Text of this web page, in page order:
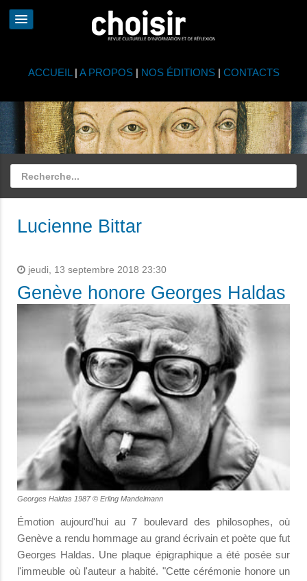
ACCUEIL | A PROPOS| NOS ÉDITIONS| CONTACTS
Lucienne Bittar
jeudi, 13 septembre 2018 23:30
Genève honore Georges Haldas
Georges Haldas 1987 © Erling Mandelmann
Émotion aujourd'hui au 7 boulevard des philosophes, où
Genève a rendu hommage au grand écrivain et poète que fut
Georges Haldas. Une plaque épigraphique a été posée sur
l'immeuble où l'auteur a habité. "Cette cérémonie honore un